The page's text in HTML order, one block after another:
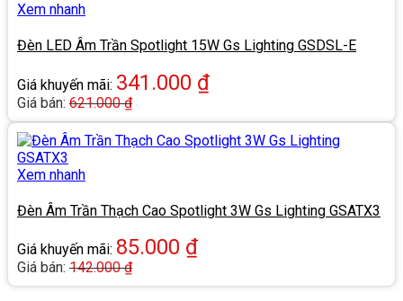
Xem nhanh
Đèn LED Âm Trần Spotlight 15W Gs Lighting GSDSL-E
Giá khuyến mãi: 341.000 ₫
Giá bán: 621.000₫
Xem nhanh
Đèn Âm Trần Thạch Cao Spotlight 3W Gs Lighting GSATX3
Giá khuyến mãi: 85.000 ₫
Giá bán: 142.000₫